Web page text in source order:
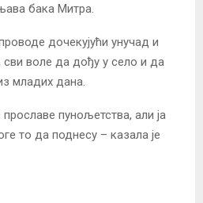
бака Митра.
дочекујући унучад и
сви воле да дођу у село и да
младих дана.
пунољетства, али ја
то да поднесу – казала је